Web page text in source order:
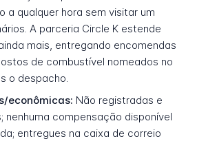
a qualquer hora sem visitar um
A parceria Circle K estende
mais, entregando encomendas
de combustível nomeados no
o despacho.
econômicas: Não registradas e
nenhuma compensação disponível
entregues na caixa de correio